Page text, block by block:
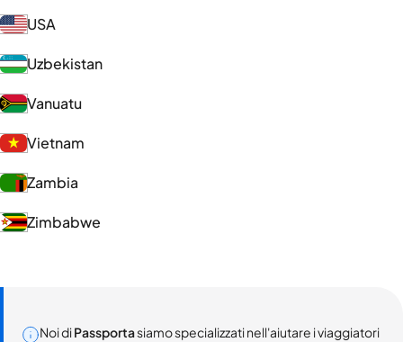
USA
Uzbekistan
Vanuatu
Vietnam
Zambia
Zimbabwe
Noi diPassportasiamo specializzati nell'aiutare i viaggiatori